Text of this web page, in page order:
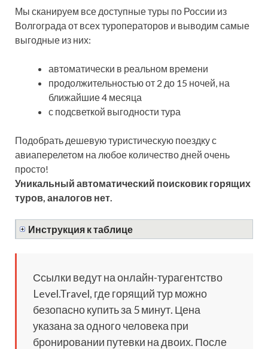
Мы сканируем все доступные туры по России из
Волгограда от всех туроператоров и выводим самые
выгодные из них:
автоматически в реальном времени
продолжительностью от 2 до 15 ночей, на
ближайшие 4 месяца
с подсветкой выгодности тура
Подобрать дешевую туристическую поездку с
авиаперелетом на любое количество дней очень
просто!
Уникальный автоматический поисковик горящих
туров, аналогов нет.
Инструкция к таблице
Ссылки ведут на онлайн-турагентство
Level.Travel, где горящий тур можно
безопасно купить за 5 минут. Цена
указана за одного человека при
бронировании путевки на двоих. После